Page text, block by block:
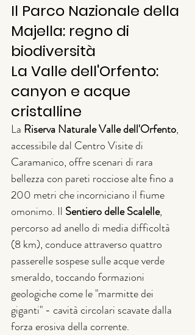
Il Parco Nazionale della
Majella: regno di
biodiversità
La Valle dell'Orfento:
canyon e acque
cristalline
La Riserva Naturale Valle dell'Orfento,
accessibile dal Centro Visite di
Caramanico, offre scenari di rara
bellezza con pareti rocciose alte fino a
200 metri che incorniciano il fiume
omonimo. Il Sentiero delle Scalelle,
percorso ad anello di media difficoltà
(8 km), conduce attraverso quattro
passerelle sospese sulle acque verde
smeraldo, toccando formazioni
geologiche come le "marmitte dei
giganti" - cavità circolari scavate dalla
forza erosiva della corrente.